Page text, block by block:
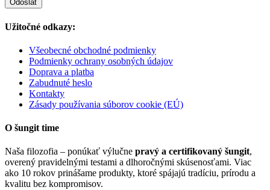
Užitočné odkazy:
Všeobecné obchodné podmienky
Podmienky ochrany osobných údajov
Doprava a platba
Zabudnuté heslo
Kontakty
Zásady používania súborov cookie (EÚ)
O šungit time
Naša filozofia – ponúkať výlučne pravý a certifikovaný šungit,
overený pravidelnými testami a dlhoročnými skúsenosťami. Viac
ako 10 rokov prinášame produkty, ktoré spájajú tradíciu, prírodu a
kvalitu bez kompromisov.